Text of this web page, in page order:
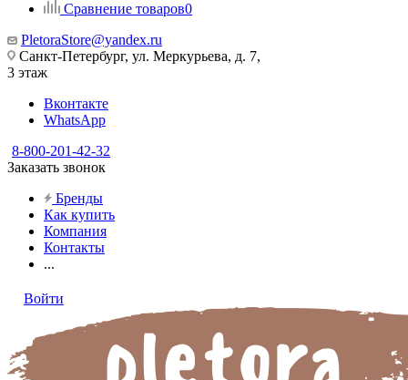
Сравнение товаров0
PletoraStore@yandex.ru
Санкт-Петербург, ул. Меркурьева, д. 7,
3 этаж
Вконтакте
WhatsApp
8-800-201-42-32
Заказать звонок
Бренды
Как купить
Компания
Контакты
...
Войти